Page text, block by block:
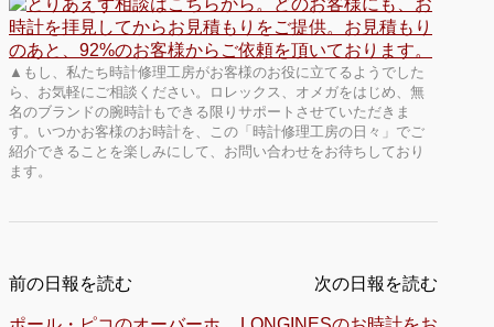
▲もし、私たち時計修理工房がお客様のお役に立てるようでした
ら、お気軽にご相談ください。ロレックス、オメガをはじめ、無
名のブランドの腕時計もできる限りサポートさせていただきま
す。いつかお客様のお時計を、この「時計修理工房の日々」でご
紹介できることを楽しみにして、お問い合わせをお待ちしており
ます。
前の日報を読む 次の日報を読む